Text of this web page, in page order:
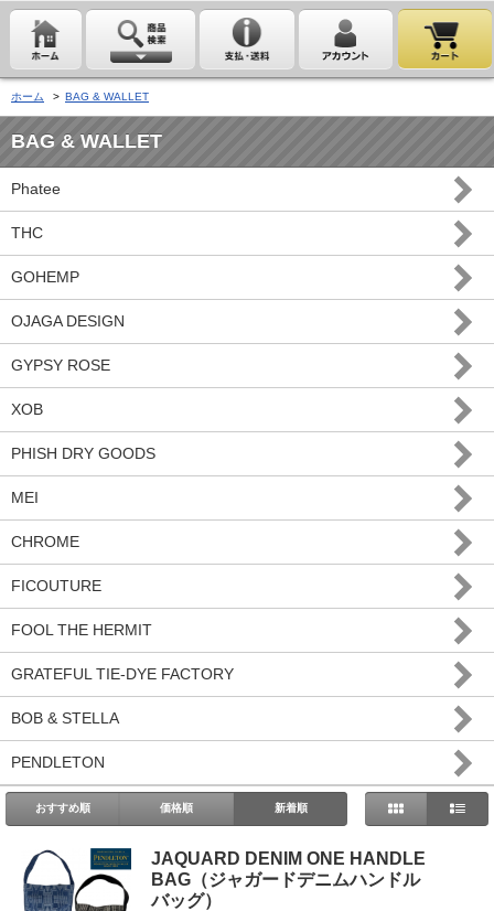
ホーム > BAG & WALLET
BAG & WALLET
Phatee
THC
GOHEMP
OJAGA DESIGN
GYPSY ROSE
XOB
PHISH DRY GOODS
MEI
CHROME
FICOUTURE
FOOL THE HERMIT
GRATEFUL TIE-DYE FACTORY
BOB & STELLA
PENDLETON
おすすめ順 価格順 新着順
JAQUARD DENIM ONE HANDLE
BAG（ジャガードデニムハンドル
バッグ）